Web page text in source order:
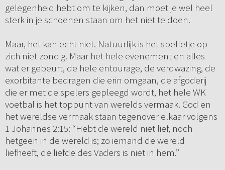
gelegenheid hebt om te kijken, dan moet je wel heel
sterk in je schoenen staan om het niet te doen.
Maar, het kan echt niet. Natuurlijk is het spelletje op
zich niet zondig. Maar het hele evenement en alles
wat er gebeurt, de hele entourage, de verdwazing, de
exorbitante bedragen die erin omgaan, de afgoderij
die er met de spelers gepleegd wordt, het hele WK
voetbal is het toppunt van werelds vermaak. God en
het wereldse vermaak staan tegenover elkaar volgens
1 Johannes 2:15: “Hebt de wereld niet lief, noch
hetgeen in de wereld is; zo iemand de wereld
liefheeft, de liefde des Vaders is niet in hem.”